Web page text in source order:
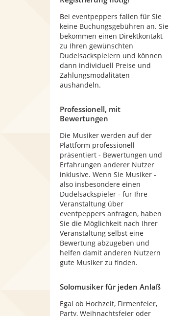
Bei eventpeppers fallen für Sie
keine Buchungsgebühren an. Sie
bekommen einen Direktkontakt
zu Ihren gewünschten
Dudelsackspielern und können
dann individuell Preise und
Zahlungsmodalitäten
aushandeln.
Professionell, mit
Bewertungen
Die Musiker werden auf der
Plattform professionell
präsentiert - Bewertungen und
Erfahrungen anderer Nutzer
inklusive. Wenn Sie Musiker -
also insbesondere einen
Dudelsackspieler - für Ihre
Veranstaltung über
eventpeppers anfragen, haben
Sie die Möglichkeit nach Ihrer
Veranstaltung selbst eine
Bewertung abzugeben und
helfen damit anderen Nutzern
gute Musiker zu finden.
Solomusiker für jeden Anlaß
Egal ob Hochzeit, Firmenfeier,
Party, Weihnachtsfeier oder